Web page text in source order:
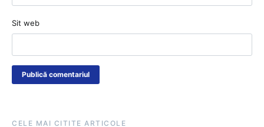
Sit web
CELE MAI CITITE ARTICOLE